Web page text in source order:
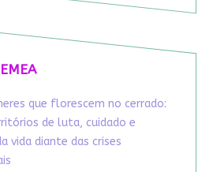
que florescem no cerrado:
de luta, cuidado e
vida diante das crises